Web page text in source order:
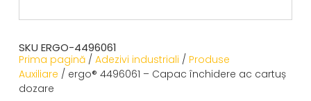
SKU ERGO-4496061
Prima pagină/ Adezivi industriali / Produse
Auxiliare / ergo® 4496061 – Capac închidere ac cartuș
dozare